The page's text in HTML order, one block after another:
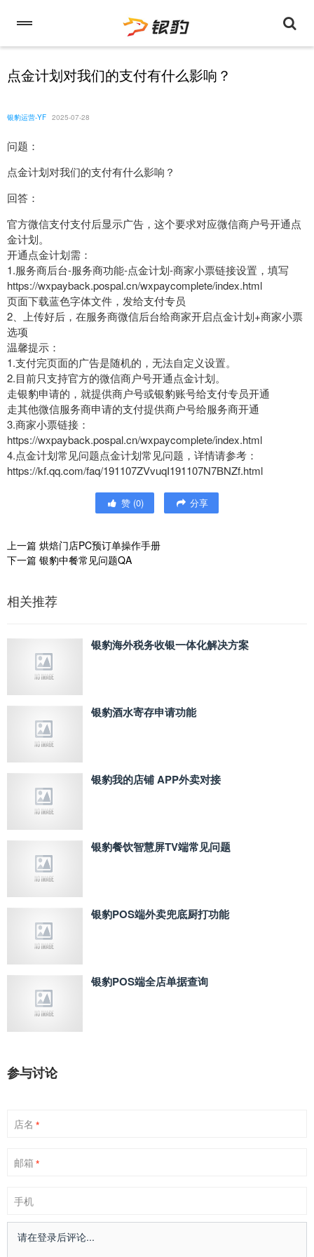
点金计划对我们的支付有什么影响？
银豹运营-YF 2025-07-28
问题：
点金计划对我们的支付有什么影响？
回答：
官方微信支付支付后显示广告，这个要求对应微信商户号开通点
金计划。
开通点金计划需：
1.服务商后台-服务商功能-点金计划-商家小票链接设置，填写
https://wxpayback.pospal.cn/wxpaycomplete/index.html
页面下载蓝色字体文件，发给支付专员
2、上传好后，在服务商微信后台给商家开启点金计划+商家小票
选项
温馨提示：
1.支付完页面的广告是随机的，无法自定义设置。
2.目前只支持官方的微信商户号开通点金计划。
走银豹申请的，就提供商户号或银豹账号给支付专员开通
走其他微信服务商申请的支付提供商户号给服务商开通
3.商家小票链接：
https://wxpayback.pospal.cn/wxpaycomplete/index.html
4.点金计划常见问题点金计划常见问题，详情请参考：
https://kf.qq.com/faq/191107ZVvuqI191107N7BNZf.html
赞 (0) 分享
上一篇 烘焙门店PC预订单操作手册
下一篇 银豹中餐常见问题QA
相关推荐
银豹海外税务收银一体化解决方案
银豹酒水寄存申请功能
银豹我的店铺 APP外卖对接
银豹餐饮智慧屏TV端常见问题
银豹POS端外卖兜底厨打功能
银豹POS端全店单据查询
参与讨论
店名 *
邮箱 *
手机